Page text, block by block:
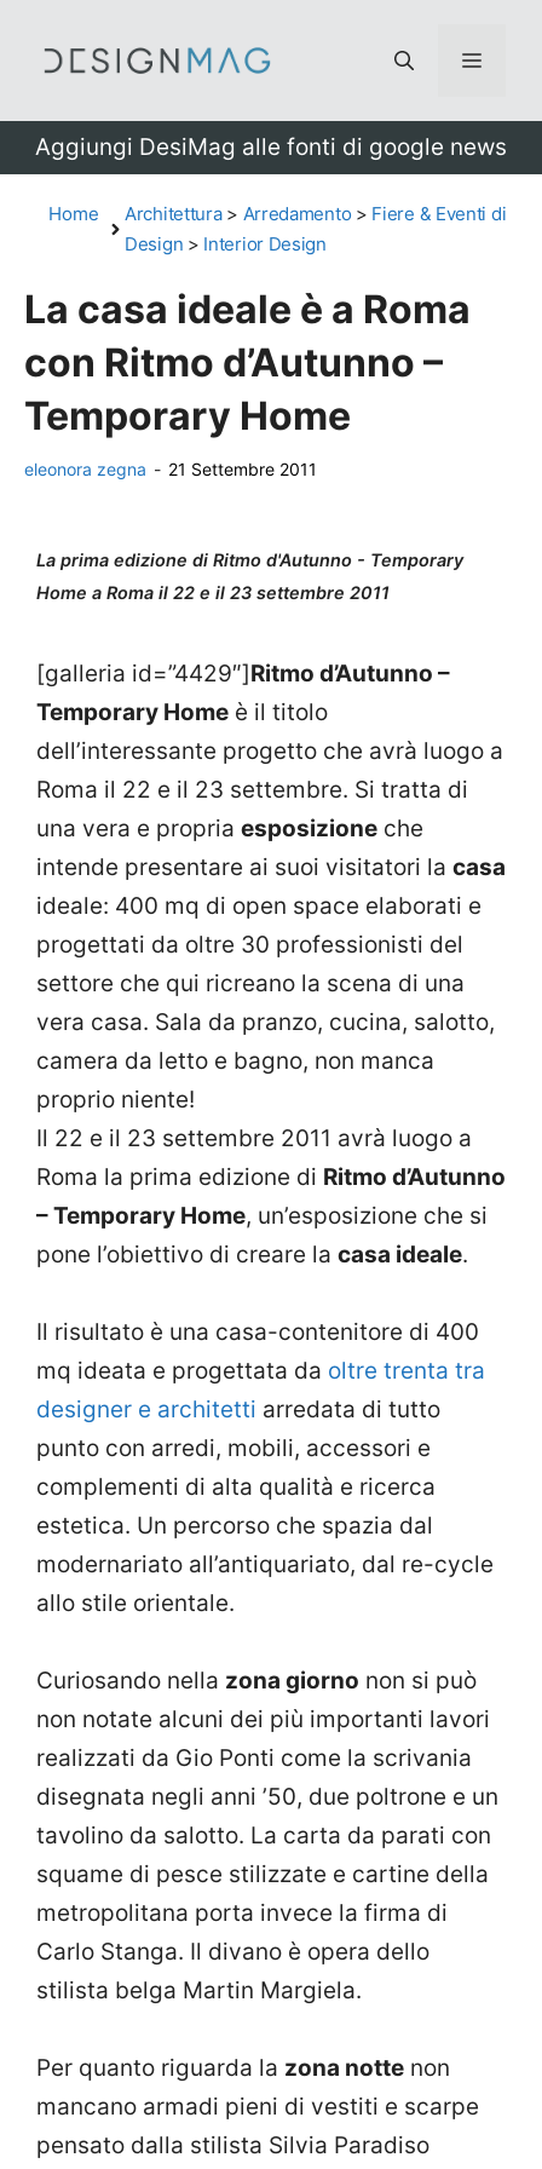
Menu
Aggiungi DesiMag alle fonti di google news
Home Architettura> Arredamento > Fiere & Eventi di
Design > Interior Design
La casa ideale è a Roma
con Ritmo d’Autunno –
Temporary Home
eleonora zegna - 21 Settembre 2011
La prima edizione di Ritmo d'Autunno - Temporary
Home a Roma il 22 e il 23 settembre 2011
[galleria id=”4429″]Ritmo d’Autunno –
Temporary Home è il titolo
dell’interessante progetto che avrà luogo a
Roma il 22 e il 23 settembre. Si tratta di
una vera e propria esposizione che
intende presentare ai suoi visitatori la casa
ideale: 400 mq di open space elaborati e
progettati da oltre 30 professionisti del
settore che qui ricreano la scena di una
vera casa. Sala da pranzo, cucina, salotto,
camera da letto e bagno, non manca
proprio niente!
Il 22 e il 23 settembre 2011 avrà luogo a
Roma la prima edizione di Ritmo d’Autunno
– Temporary Home, un’esposizione che si
pone l’obiettivo di creare la casa ideale.
Il risultato è una casa-contenitore di 400
mq ideata e progettata da oltre trenta tra
designer e architetti arredata di tutto
punto con arredi, mobili, accessori e
complementi di alta qualità e ricerca
estetica. Un percorso che spazia dal
modernariato all’antiquariato, dal re-cycle
allo stile orientale.
Curiosando nella zona giorno non si può
non notate alcuni dei più importanti lavori
realizzati da Gio Ponti come la scrivania
disegnata negli anni ’50, due poltrone e un
tavolino da salotto. La carta da parati con
squame di pesce stilizzate e cartine della
metropolitana porta invece la firma di
Carlo Stanga. Il divano è opera dello
stilista belga Martin Margiela.
Per quanto riguarda la zona notte non
mancano armadi pieni di vestiti e scarpe
pensato dalla stilista Silvia Paradiso